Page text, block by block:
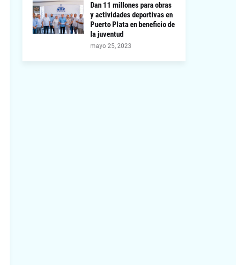
Dan 11 millones para obras
y actividades deportivas en
Puerto Plata en beneficio de
la juventud
mayo 25, 2023